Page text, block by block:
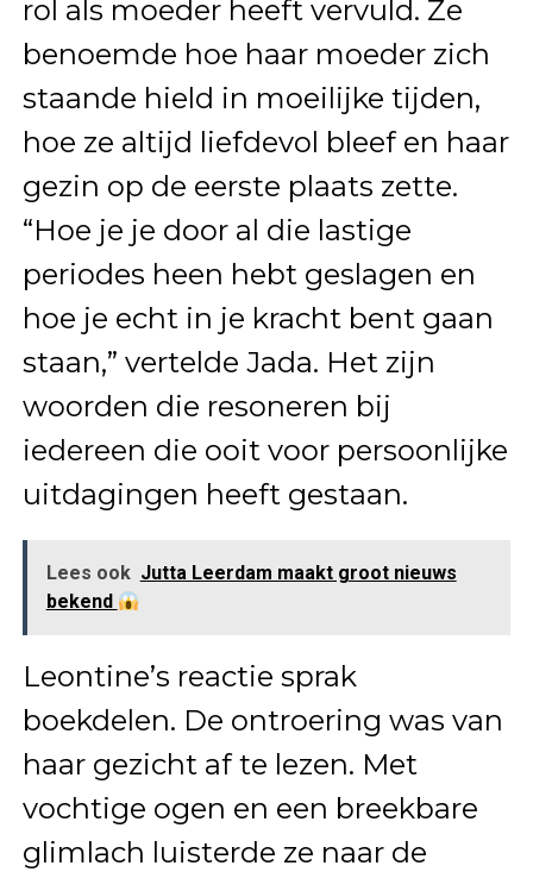
rol als moeder heeft vervuld. Ze
benoemde hoe haar moeder zich
staande hield in moeilijke tijden,
hoe ze altijd liefdevol bleef en haar
gezin op de eerste plaats zette.
“Hoe je je door al die lastige
periodes heen hebt geslagen en
hoe je echt in je kracht bent gaan
staan,” vertelde Jada. Het zijn
woorden die resoneren bij
iedereen die ooit voor persoonlijke
uitdagingen heeft gestaan.
Lees ook Jutta Leerdam maakt groot nieuws
bekend
Leontine’s reactie sprak
boekdelen. De ontroering was van
haar gezicht af te lezen. Met
vochtige ogen en een breekbare
glimlach luisterde ze naar de